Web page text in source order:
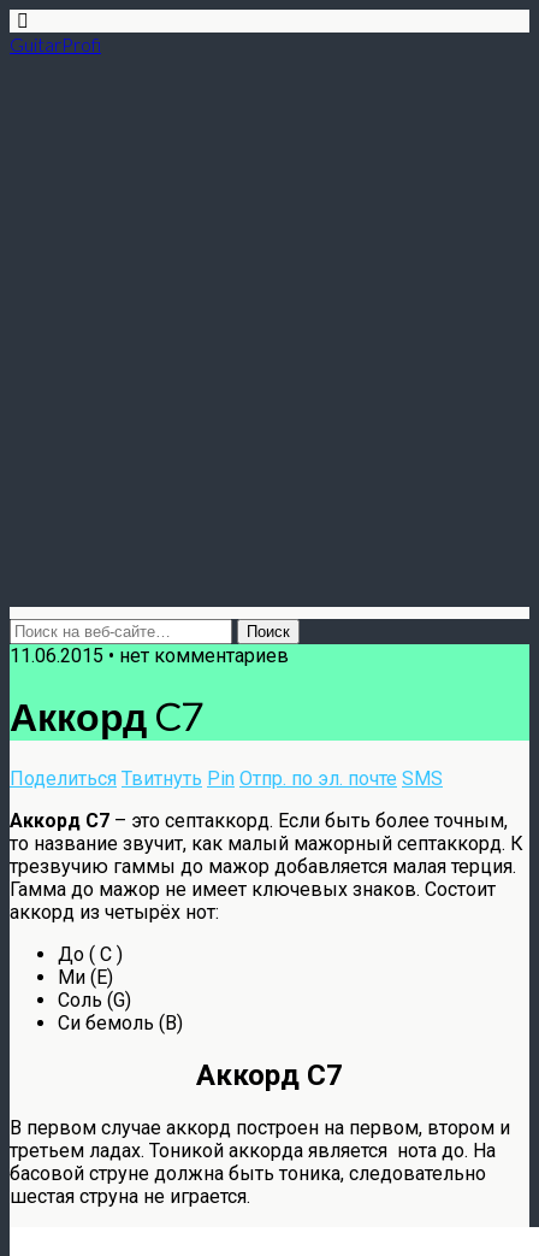
GuitarProfi
11.06.2015 • нет комментариев
Аккорд C7
Поделиться Твитнуть Pin Отпр. по эл. почте SMS
Аккорд C7 – это септаккорд. Если быть более точным,
то название звучит, как малый мажорный септаккорд. К
трезвучию гаммы до мажор добавляется малая терция.
Гамма до мажор не имеет ключевых знаков. Состоит
аккорд из четырёх нот:
До ( C )
Ми (E)
Соль (G)
Си бемоль (B)
Аккорд C7
В первом случае аккорд построен на первом, втором и
третьем ладах. Тоникой аккорда является нота до. На
басовой струне должна быть тоника, следовательно
шестая струна не играется.